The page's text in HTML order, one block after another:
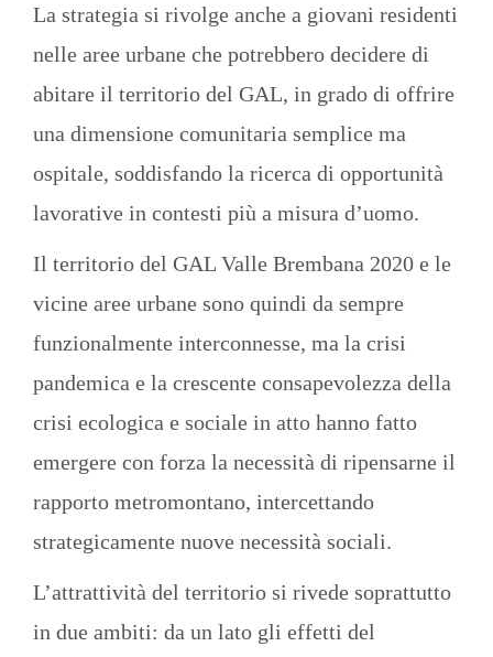
La strategia si rivolge anche a giovani residenti
nelle aree urbane che potrebbero decidere di
abitare il territorio del GAL, in grado di offrire
una dimensione comunitaria semplice ma
ospitale, soddisfando la ricerca di opportunità
lavorative in contesti più a misura d’uomo.
Il territorio del GAL Valle Brembana 2020 e le
vicine aree urbane sono quindi da sempre
funzionalmente interconnesse, ma la crisi
pandemica e la crescente consapevolezza della
crisi ecologica e sociale in atto hanno fatto
emergere con forza la necessità di ripensarne il
rapporto metromontano, intercettando
strategicamente nuove necessità sociali.
L’attrattività del territorio si rivede soprattutto
in due ambiti: da un lato gli effetti del